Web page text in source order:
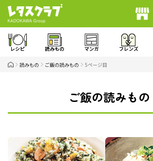
レシピ 読みもの マンガ フレンズ
読みもの ご飯の読みもの 5ページ目
ご飯の読みもの